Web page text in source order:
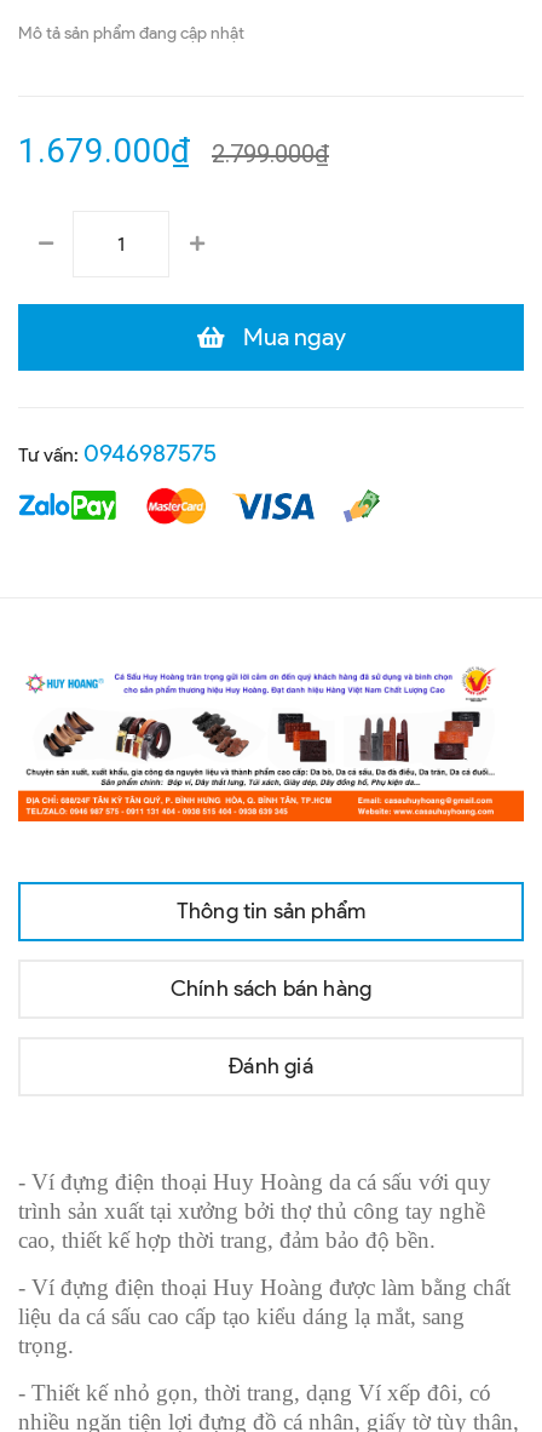
Mô tả sản phẩm đang cập nhật
1.679.000₫ 2.799.000₫
Mua ngay
Tư vấn: 0946987575
Thông tin sản phẩm
Chính sách bán hàng
Đánh giá
- Ví đựng điện thoại Huy Hoàng da cá sấu với quy
trình sản xuất tại xưởng bởi thợ thủ công tay nghề
cao, thiết kế hợp thời trang, đảm bảo độ bền.
- Ví đựng điện thoại Huy Hoàng được làm bằng chất
liệu da cá sấu cao cấp tạo kiểu dáng lạ mắt, sang
trọng.
- Thiết kế nhỏ gọn, thời trang, dạng Ví xếp đôi, có
nhiều ngăn tiện lợi đựng đồ cá nhân, giấy tờ tùy thân,